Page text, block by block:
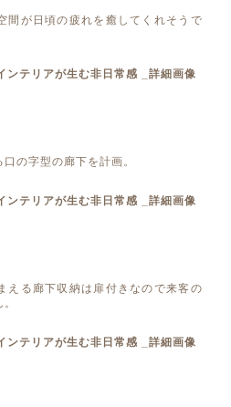
間が日頃の疲れを癒してくれそうで
の字型の廊下を計画。
える廊下収納は扉付きなので来客の